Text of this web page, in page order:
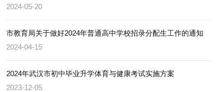
2024-05-20
市教育局关于做好2024年普通高中学校招录分配生工作的通知
2024-04-15
2024年武汉市初中毕业升学体育与健康考试实施方案
2023-12-05